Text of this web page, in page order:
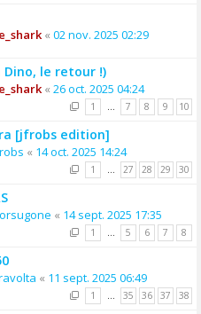
« 02 nov. 2025 02:29
Dino, le retour !)
« 26 oct. 2025 04:24
1 … 7 8 9 10
[jfrobs edition]
« 14 oct. 2025 14:24
1 … 27 28 29 30
« 14 sept. 2025 17:35
1 … 5 6 7 8
« 11 sept. 2025 06:49
1 … 35 36 37 38